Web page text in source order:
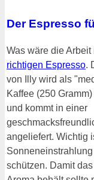
Der Espresso
Was wäre die
richtigen Espresso.
von Illy wird als
Kaffee (250
und kommt in einer
angeliefert. Wichtig
schützen. Damit